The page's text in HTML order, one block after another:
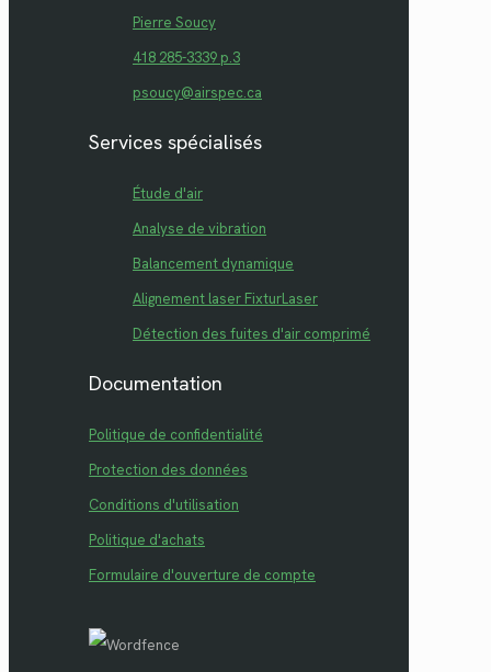
Pierre Soucy
418 285-3339 p.3
psoucy@airspec.ca
Services spécialisés
Étude d'air
Analyse de vibration
Balancement dynamique
Alignement laser FixturLaser
Détection des fuites d'air comprimé
Documentation
Politique de confidentialité
Protection des données
Conditions d'utilisation
Politique d'achats
Formulaire d'ouverture de compte